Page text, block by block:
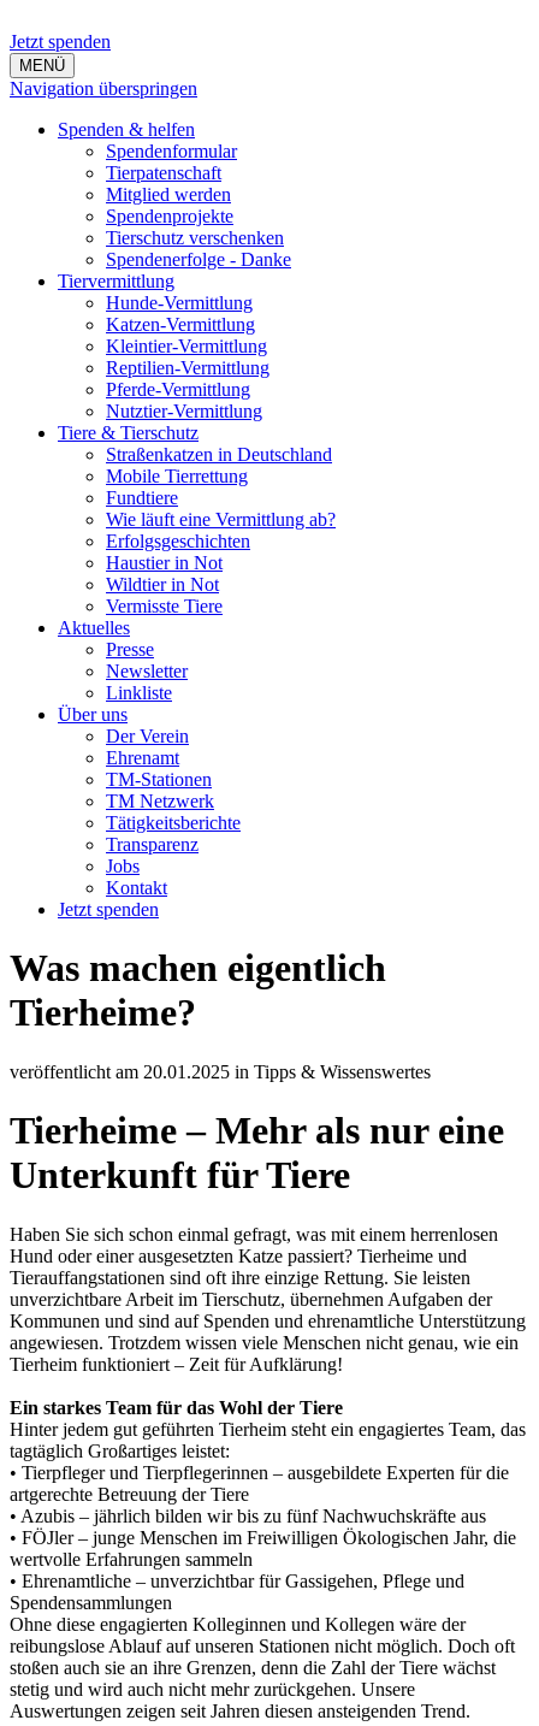
Jetzt spenden
MENÜ
Navigation überspringen
Spenden & helfen
Spendenformular
Tierpatenschaft
Mitglied werden
Spendenprojekte
Tierschutz verschenken
Spendenerfolge - Danke
Tiervermittlung
Hunde-Vermittlung
Katzen-Vermittlung
Kleintier-Vermittlung
Reptilien-Vermittlung
Pferde-Vermittlung
Nutztier-Vermittlung
Tiere & Tierschutz
Straßenkatzen in Deutschland
Mobile Tierrettung
Fundtiere
Wie läuft eine Vermittlung ab?
Erfolgsgeschichten
Haustier in Not
Wildtier in Not
Vermisste Tiere
Aktuelles
Presse
Newsletter
Linkliste
Über uns
Der Verein
Ehrenamt
TM-Stationen
TM Netzwerk
Tätigkeitsberichte
Transparenz
Jobs
Kontakt
Jetzt spenden
Was machen eigentlich
Tierheime?
veröffentlicht am 20.01.2025 in Tipps & Wissenswertes
Tierheime – Mehr als nur eine
Unterkunft für Tiere
Haben Sie sich schon einmal gefragt, was mit einem herrenlosen
Hund oder einer ausgesetzten Katze passiert? Tierheime und
Tierauffangstationen sind oft ihre einzige Rettung. Sie leisten
unverzichtbare Arbeit im Tierschutz, übernehmen Aufgaben der
Kommunen und sind auf Spenden und ehrenamtliche Unterstützung
angewiesen. Trotzdem wissen viele Menschen nicht genau, wie ein
Tierheim funktioniert – Zeit für Aufklärung!
Ein starkes Team für das Wohl der Tiere
Hinter jedem gut geführten Tierheim steht ein engagiertes Team, das
tagtäglich Großartiges leistet:
• Tierpfleger und Tierpflegerinnen – ausgebildete Experten für die
artgerechte Betreuung der Tiere
• Azubis – jährlich bilden wir bis zu fünf Nachwuchskräfte aus
• FÖJler – junge Menschen im Freiwilligen Ökologischen Jahr, die
wertvolle Erfahrungen sammeln
• Ehrenamtliche – unverzichtbar für Gassigehen, Pflege und
Spendensammlungen
Ohne diese engagierten Kolleginnen und Kollegen wäre der
reibungslose Ablauf auf unseren Stationen nicht möglich. Doch oft
stoßen auch sie an ihre Grenzen, denn die Zahl der Tiere wächst
stetig und wird auch nicht mehr zurückgehen. Unsere
Auswertungen zeigen seit Jahren diesen ansteigenden Trend.